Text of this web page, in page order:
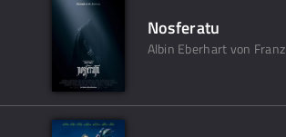
Nosferatu
Albin Eberhart von Franz